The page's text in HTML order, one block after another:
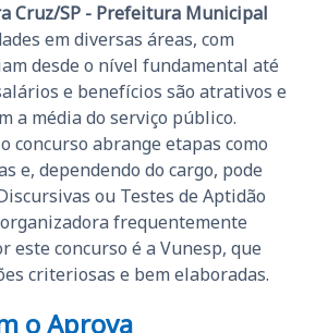
Cruz/SP - Prefeitura Municipal
em diversas áreas, com
desde o nível fundamental até
e benefícios são atrativos e
a média do serviço público.
concurso abrange etapas como
e, dependendo do cargo, pode
ou Testes de Aptidão
organizadora frequentemente
este concurso é a Vunesp, que
criteriosas e bem elaboradas.
o Aprova